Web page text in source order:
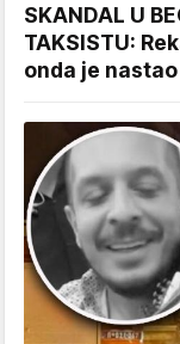
SKANDAL U
TAKSISTU:
onda je